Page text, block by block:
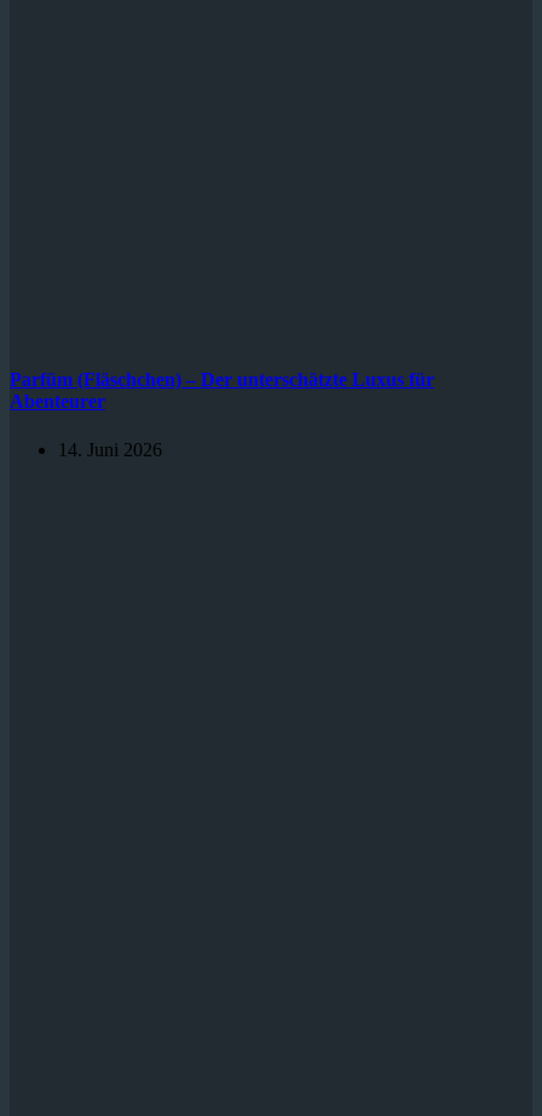
Parfüm (Fläschchen) – Der unterschätzte Luxus für
Abenteurer
14. Juni 2026